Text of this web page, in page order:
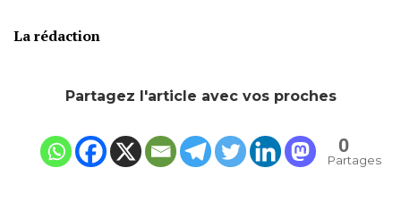
‎La rédaction
Partagez l'article avec vos proches
0
Partages